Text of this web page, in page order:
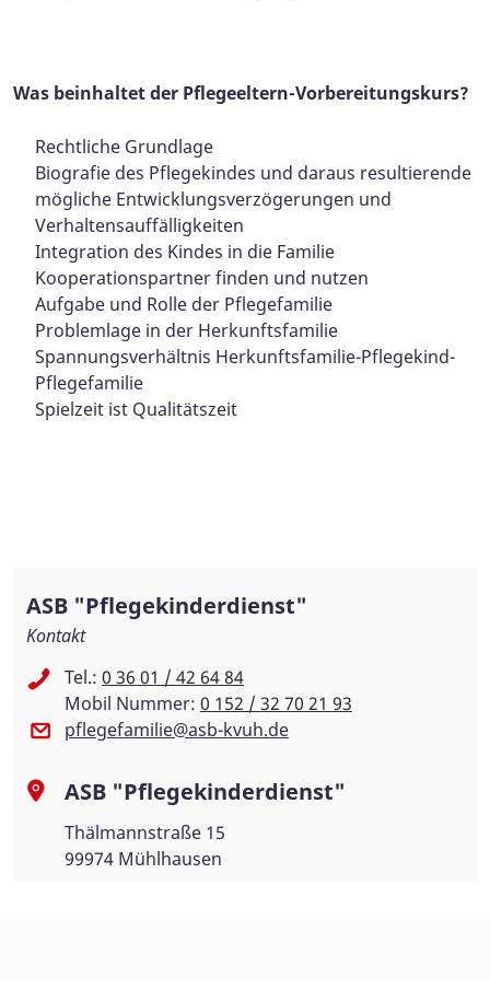
Was beinhaltet der Pflegeeltern-Vorbereitungskurs?
Rechtliche Grundlage
Biografie des Pflegekindes und daraus resultierende
mögliche Entwicklungsverzögerungen und
Verhaltensauffälligkeiten
Integration des Kindes in die Familie
Kooperationspartner finden und nutzen
Aufgabe und Rolle der Pflegefamilie
Problemlage in der Herkunftsfamilie
Spannungsverhältnis Herkunftsfamilie-Pflegekind-
Pflegefamilie
Spielzeit ist Qualitätszeit
ASB "Pflegekinderdienst"
Kontakt
Tel.: 0 36 01 / 42 64 84
Mobil Nummer: 0 152 / 32 70 21 93
pflegefamilie@asb-kvuh.de
ASB "Pflegekinderdienst"
Thälmannstraße 15
99974 Mühlhausen